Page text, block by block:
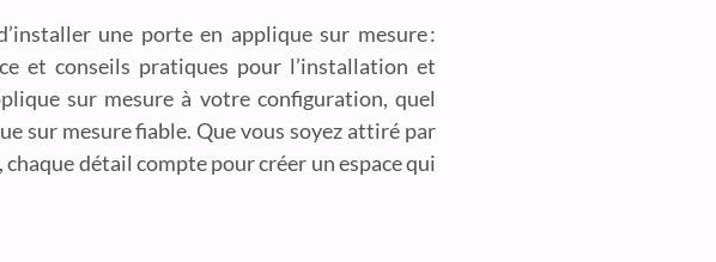
une porte en applique sur mesure :
et conseils pratiques pour l’installation et
sur mesure à votre configuration, quel
sur mesure fiable. Que vous soyez attiré par
détail compte pour créer un espace qui